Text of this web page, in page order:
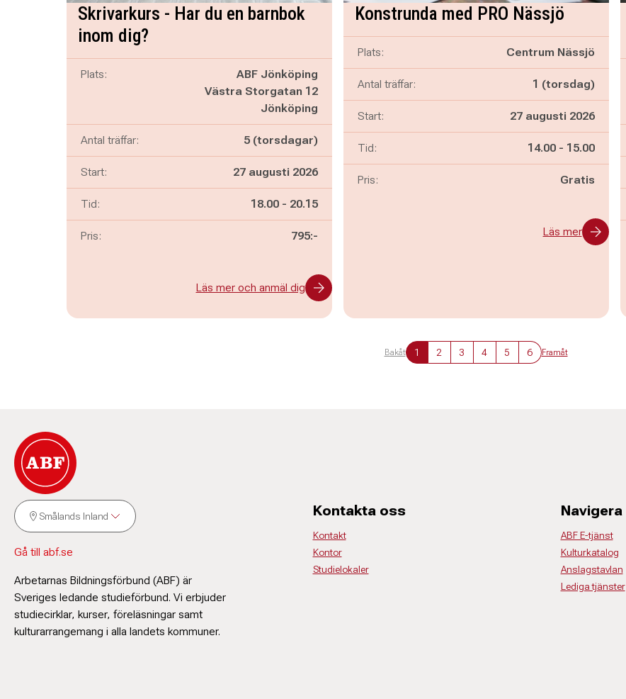
Skrivarkurs - Har du en barnbok
inom dig?
Plats:
ABF Jönköping
Västra Storgatan 12
Jönköping
Antal träffar: 5 (torsdagar)
Start: 27 augusti 2026
Tid: Pågår mellan
18.00 - och
20.15
Pris: 795:-
Läs mer och anmäl dig
Konstrunda med PRO Nässjö
Plats: Centrum Nässjö
Antal träffar: 1 (torsdag)
Start: 27 augusti 2026
Tid: Pågår mellan
14.00 - och
15.00
Pris: Gratis
Läs mer
Bakåt 1 2 3 4 5 6 Framåt
Smålands Inland
Gå till abf.se
Arbetarnas Bildningsförbund (ABF) är
Sveriges ledande studieförbund. Vi erbjuder
studiecirklar, kurser, föreläsningar samt
kulturarrangemang i alla landets kommuner.
Kontakta oss
Kontakt
Kontor
Studielokaler
Navigera
ABF E-tjänst
Kulturkatalog
Anslagstavlan
Lediga tjänster